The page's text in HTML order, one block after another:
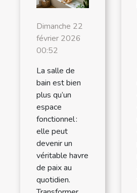
Dimanche 22
février 2026
00:52
La salle de
bain est bien
plus qu’un
espace
fonctionnel :
elle peut
devenir un
véritable havre
de paix au
quotidien.